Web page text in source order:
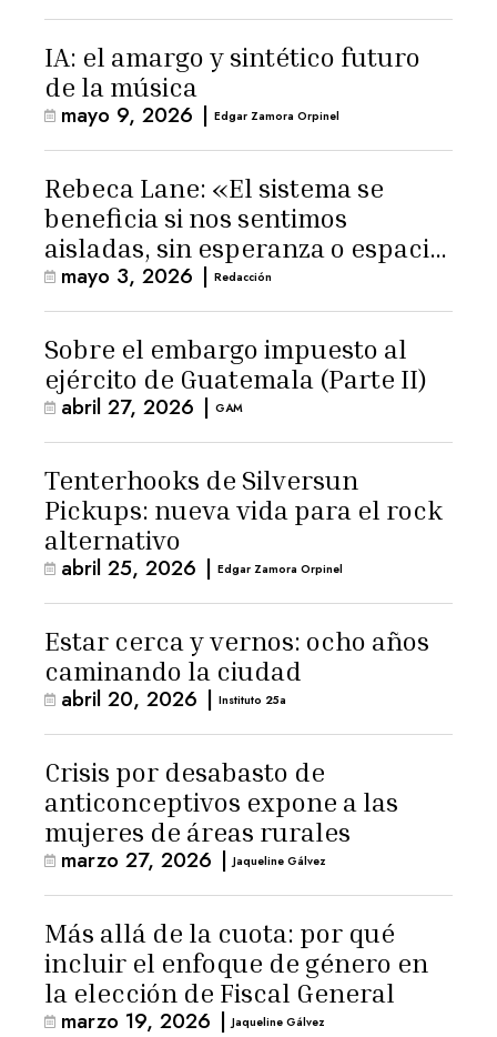
IA: el amargo y sintético futuro
de la música
mayo 9, 2026 | Edgar Zamora Orpinel
Rebeca Lane: «El sistema se
beneficia si nos sentimos
aisladas, sin esperanza o espacio
para la ternura»
mayo 3, 2026 | Redacción
Sobre el embargo impuesto al
ejército de Guatemala (Parte II)
abril 27, 2026 | GAM
Tenterhooks de Silversun
Pickups: nueva vida para el rock
alternativo
abril 25, 2026 | Edgar Zamora Orpinel
Estar cerca y vernos: ocho años
caminando la ciudad
abril 20, 2026 | Instituto 25a
Crisis por desabasto de
anticonceptivos expone a las
mujeres de áreas rurales
marzo 27, 2026 | Jaqueline Gálvez
Más allá de la cuota: por qué
incluir el enfoque de género en
la elección de Fiscal General
marzo 19, 2026 | Jaqueline Gálvez